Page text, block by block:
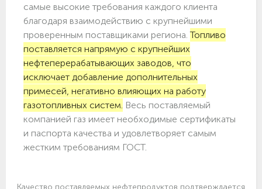
самые высокие требования каждого клиента
благодаря взаимодействию с крупнейшими
проверенным поставщиками региона.Топливо
поставляется напрямую с крупнейших
нефтеперерабатывающих заводов, что
исключает добавление дополнительных
примесей, негативно влияющих на работу
газотопливных систем. Весь поставляемый
компанией газ имеет необходимые сертификаты
и паспорта качества и удовлетворяет самым
жестким требованиям ГОСТ.
Качество поставляемых нефтепродуктов подтверждается